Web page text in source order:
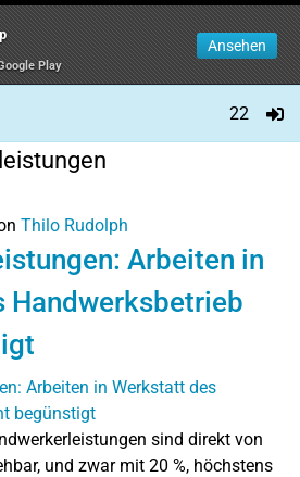
Play
Ansehen
22
Thilo Rudolph
Arbeiten in
Handwerksbetrieb
sind direkt von
und zwar mit 20 %, höchstens